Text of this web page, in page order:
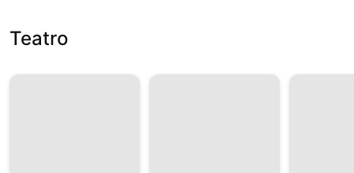
Teatro